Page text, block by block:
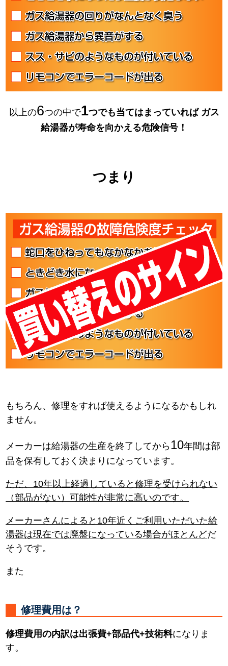
以上の6つの中で1つでも当てはまっていればガス
給湯器が寿命を向かえる危険信号！
つまり
もちろん、修理をすれば使えるようになるかもしれ
ません。
メーカーは給湯器の生産を終了してから10年間は部
品を保有しておく決まりになっています。
ただ、10年以上経過していると修理を受けられない
（部品がない）可能性が非常に高いのです。
メーカーさんによると10年近くご利用いただいた給
湯器は現在では廃盤になっている場合がほとんどだ
そうです。
また
修理費用は？
修理費用の内訳は出張費+部品代+技術料になりま
す。